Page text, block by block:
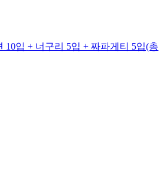
10입 + 너구리 5입 + 짜파게티 5입(총